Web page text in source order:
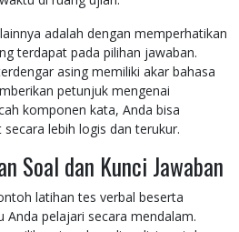
adalah dengan memperhatikan
terdapat pada pilihan jawaban.
asing memiliki akar bahasa
petunjuk mengenai
komponen kata, Anda bisa
lebih logis dan terukur.
Soal dan Kunci Jawaban
latihan tes verbal beserta
Anda pelajari secara mendalam.